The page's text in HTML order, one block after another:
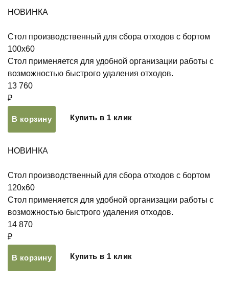
НОВИНКА
Стол производственный для сбора отходов с бортом
100х60
Стол применяется для удобной организации работы с
возможностью быстрого удаления отходов.
13 760
₽
В корзину Купить в 1 клик
НОВИНКА
Стол производственный для сбора отходов с бортом
120х60
Стол применяется для удобной организации работы с
возможностью быстрого удаления отходов.
14 870
₽
В корзину Купить в 1 клик